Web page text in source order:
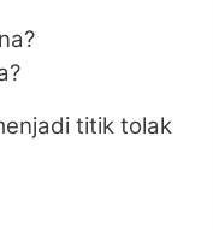
titik tolak